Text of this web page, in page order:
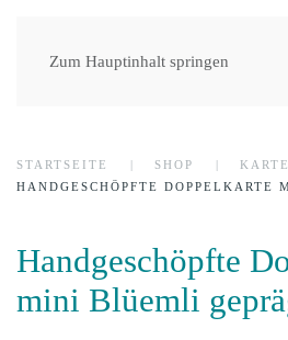
Zum Hauptinhalt springen
STARTSEITE SHOP
HANDGESCHÖPFTE DOPPELKARTE
Handgeschöpfte
mini Blüemli